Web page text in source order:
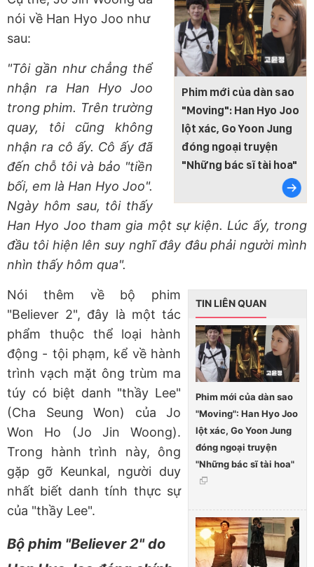
Phim mới của dàn sao
"Moving": Han Hyo Joo
lột xác, Go Yoon Jung
đóng ngoại truyện
"Những bác sĩ tài hoa"
nói về Han Hyo Joo như
sau:
"Tôi gần như chẳng thể
nhận ra Han Hyo Joo
trong phim. Trên trường
quay, tôi cũng không
nhận ra cô ấy. Cô ấy đã
đến chỗ tôi và bảo "tiền
bối, em là Han Hyo Joo".
Ngày hôm sau, tôi thấy
Han Hyo Joo tham gia một sự kiện. Lúc ấy, trong
đầu tôi hiện lên suy nghĩ đây đâu phải người mình
nhìn thấy hôm qua".
TIN LIÊN QUAN
Phim mới của dàn sao
"Moving": Han Hyo Joo
lột xác, Go Yoon Jung
đóng ngoại truyện
"Những bác sĩ tài hoa"
Nói thêm về bộ phim
"Believer 2", đây là một tác
phẩm thuộc thể loại hành
động - tội phạm, kể về hành
trình vạch mặt ông trùm ma
túy có biệt danh "thầy Lee"
(Cha Seung Won) của Jo
Won Ho (Jo Jin Woong).
Trong hành trình này, ông
gặp gỡ Keunkal, người duy
nhất biết danh tính thực sự
của "thầy Lee".
Bộ phim "Believer 2" do